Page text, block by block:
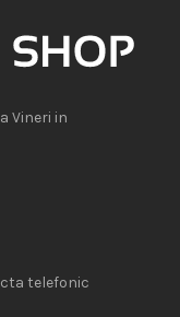
Vineri in
telefonic